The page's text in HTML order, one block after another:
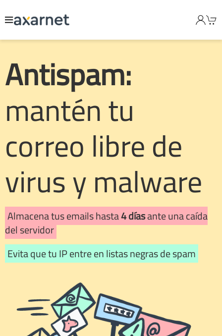
Antispam:
mantén tu
correo libre de
virus y malware
Almacena tus emails hasta4 díasante una caída
del servidor
Evita que tu IP entre en listas negras de spam